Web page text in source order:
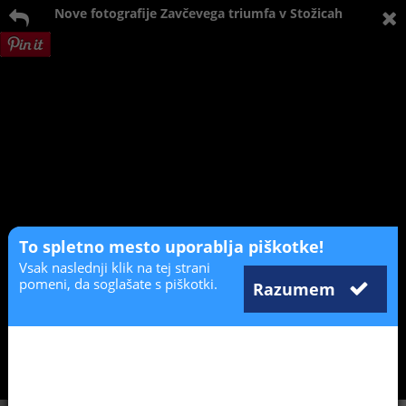
Nove fotografije Zavčevega triumfa v Stožicah
To spletno mesto uporablja piškotke!
Razumem
Vsak naslednji klik na tej strani
pomeni, da soglašate s piškotki.